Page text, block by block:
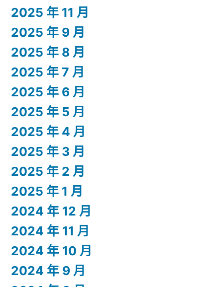
2025 年 11 月
2025 年 9 月
2025 年 8 月
2025 年 7 月
2025 年 6 月
2025 年 5 月
2025 年 4 月
2025 年 3 月
2025 年 2 月
2025 年 1 月
2024 年 12 月
2024 年 11 月
2024 年 10 月
2024 年 9 月